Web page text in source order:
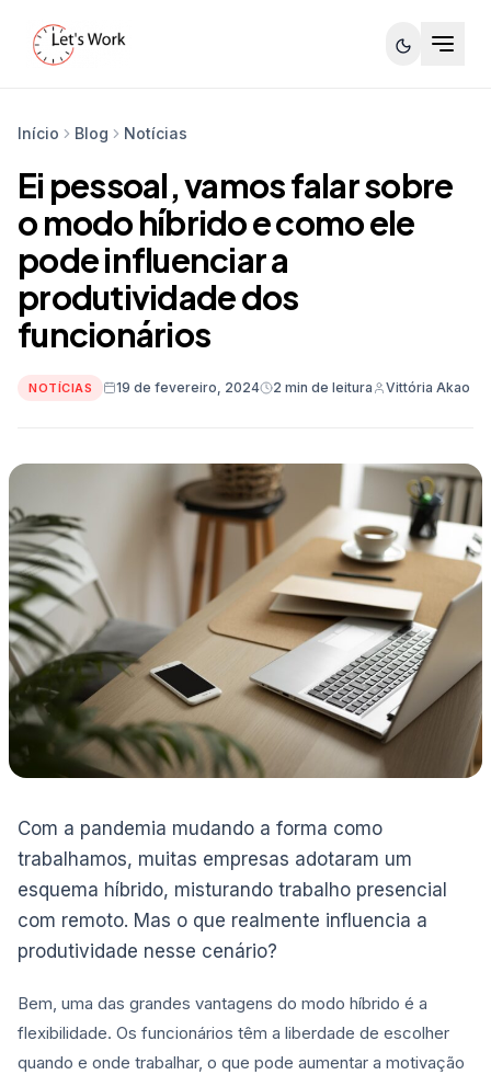
Início Blog Notícias
Ei pessoal, vamos falar sobre
o modo híbrido e como ele
pode influenciar a
produtividade dos
funcionários
NOTÍCIAS 19 de fevereiro, 2024 2 min de leitura Vittória Akao
Com a pandemia mudando a forma como
trabalhamos, muitas empresas adotaram um
esquema híbrido, misturando trabalho presencial
com remoto. Mas o que realmente influencia a
produtividade nesse cenário?
Bem, uma das grandes vantagens do modo híbrido é a
flexibilidade. Os funcionários têm a liberdade de escolher
quando e onde trabalhar, o que pode aumentar a motivação